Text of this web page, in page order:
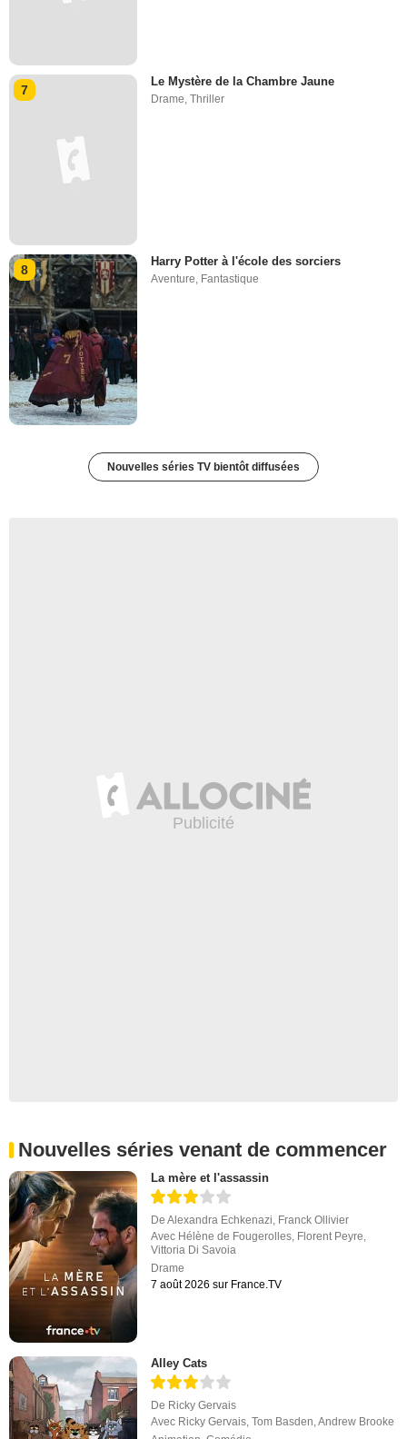
7
Le Mystère de la Chambre Jaune
Drame ,Thriller
8
Harry Potter à l'école des sorciers
Aventure, Fantastique
Nouvelles séries TV bientôt diffusées
Nouvelles séries venant de commencer
La mère et l'assassin
DeAlexandra Echkenazi, Franck Ollivier
Avec Hélène de Fougerolles, Florent Peyre,
Vittoria Di Savoia
Drame
7 août 2026 sur France.TV
Alley Cats
De Ricky Gervais
Avec Ricky Gervais ,Tom Basden ,Andrew Brooke